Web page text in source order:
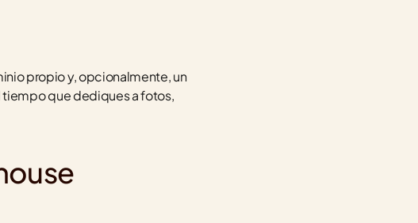
propio y, opcionalmente, un
tiempo que dediques a fotos,